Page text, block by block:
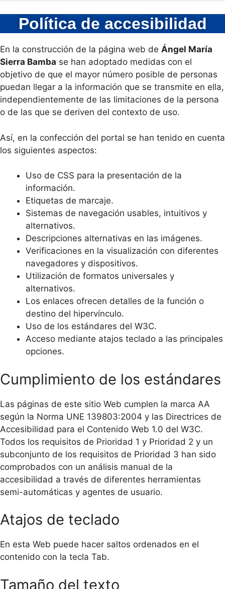
Política de accesibilidad
En la construcción de la página web de Ángel María
Sierra Bamba se han adoptado medidas con el
objetivo de que el mayor número posible de personas
puedan llegar a la información que se transmite en ella,
independientemente de las limitaciones de la persona
o de las que se deriven del contexto de uso.
Así, en la confección del portal se han tenido en cuenta
los siguientes aspectos:
Uso de CSS para la presentación de la
información.
Etiquetas de marcaje.
Sistemas de navegación usables, intuitivos y
alternativos.
Descripciones alternativas en las imágenes.
Verificaciones en la visualización con diferentes
navegadores y dispositivos.
Utilización de formatos universales y
alternativos.
Los enlaces ofrecen detalles de la función o
destino del hipervínculo.
Uso de los estándares del W3C.
Acceso mediante atajos teclado a las principales
opciones.
Cumplimiento de los estándares
Las páginas de este sitio Web cumplen la marca AA
según la Norma UNE 139803:2004 y las Directrices de
Accesibilidad para el Contenido Web 1.0 del W3C.
Todos los requisitos de Prioridad 1 y Prioridad 2 y un
subconjunto de los requisitos de Prioridad 3 han sido
comprobados con un análisis manual de la
accesibilidad a través de diferentes herramientas
semi-automáticas y agentes de usuario.
Atajos de teclado
En esta Web puede hacer saltos ordenados en el
contenido con la tecla Tab.
Tamaño del texto